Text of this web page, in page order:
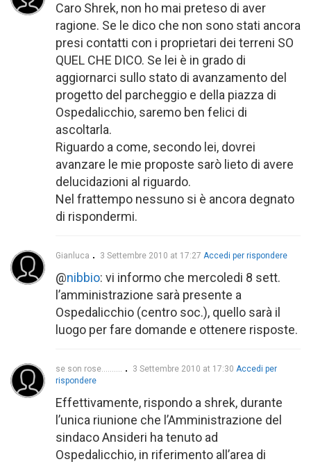
Caro Shrek, non ho mai preteso di aver
ragione. Se le dico che non sono stati ancora
presi contatti con i proprietari dei terreni SO
QUEL CHE DICO. Se lei è in grado di
aggiornarci sullo stato di avanzamento del
progetto del parcheggio e della piazza di
Ospedalicchio, saremo ben felici di
ascoltarla.
Riguardo a come, secondo lei, dovrei
avanzare le mie proposte sarò lieto di avere
delucidazioni al riguardo.
Nel frattempo nessuno si è ancora degnato
di rispondermi.
Gianluca 3 Settembre 2010 at 17:27 Accedi per rispondere
@nibbio: vi informo che mercoledi 8 sett.
l’amministrazione sarà presente a
Ospedalicchio (centro soc.), quello sarà il
luogo per fare domande e ottenere risposte.
se son rose.......... 3 Settembre 2010 at 17:30 Accedi per
rispondere
Effettivamente, rispondo a shrek, durante
l’unica riunione che l’Amministrazione del
sindaco Ansideri ha tenuto ad
Ospedalicchio, in riferimento all’area di